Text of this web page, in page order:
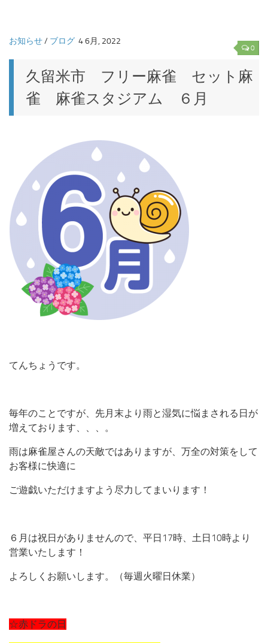
0
お知らせ/ ブログ 4 6月, 2022
久留米市 フリー麻雀 セット麻
雀 麻雀スタジアム ６月
てんちょうです。
毎年のことですが、先月末より雨と湿気に悩まされる日が
増えております、、、。
雨は麻雀屋さんの天敵ではありますが、万全の対策をして
お客様に快適に
ご遊戯いただけますよう尽力してまいります！
６月は祝日がありませんので、平日17時、土日10時より
営業いたします！
よろしくお願いします。（毎週火曜日休業）
☆赤ドラの日